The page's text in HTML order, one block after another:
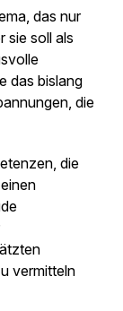
das nur
sie soll als
das bislang
die
die
vermitteln